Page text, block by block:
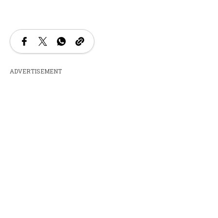
ADVERTISEMENT